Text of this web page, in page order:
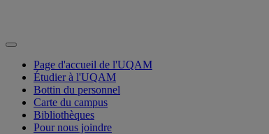
Page d'accueil de l'UQAM
Étudier à l'UQAM
Bottin du personnel
Carte du campus
Bibliothèques
Pour nous joindre